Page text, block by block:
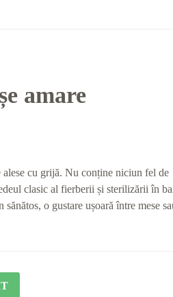
amare
cu grijă. Nu conține niciun fel de
clasic al fierberii și sterilizării în
o gustare ușoară între mese